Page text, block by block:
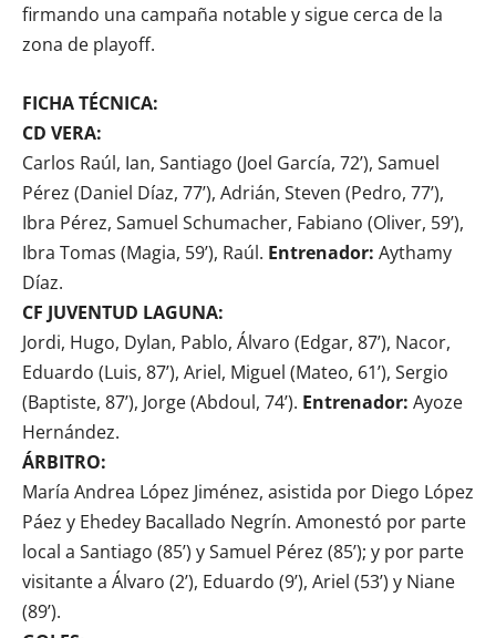
firmando una campaña notable y sigue cerca de la
zona de playoff.
FICHA TÉCNICA:
CD VERA:
Carlos Raúl, Ian, Santiago (Joel García, 72’), Samuel
Pérez (Daniel Díaz, 77’), Adrián, Steven (Pedro, 77’),
Ibra Pérez, Samuel Schumacher, Fabiano (Oliver, 59’),
Ibra Tomas (Magia, 59’), Raúl. Entrenador: Aythamy
Díaz.
CF JUVENTUD LAGUNA:
Jordi, Hugo, Dylan, Pablo, Álvaro (Edgar, 87’), Nacor,
Eduardo (Luis, 87’), Ariel, Miguel (Mateo, 61’), Sergio
(Baptiste, 87’), Jorge (Abdoul, 74’). Entrenador: Ayoze
Hernández.
ÁRBITRO:
María Andrea López Jiménez, asistida por Diego López
Páez y Ehedey Bacallado Negrín. Amonestó por parte
local a Santiago (85’) y Samuel Pérez (85’); y por parte
visitante a Álvaro (2’), Eduardo (9’), Ariel (53’) y Niane
(89’).